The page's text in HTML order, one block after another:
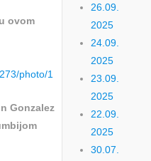
ovom
photo/1
Gonzalez
26.09.
2025
24.09.
2025
23.09.
2025
22.09.
2025
30.07.